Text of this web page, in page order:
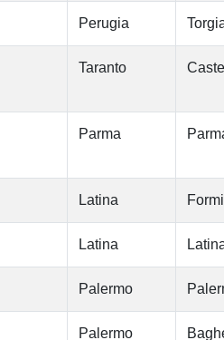
Perugia
Taranto
Parma
Latina
Latina
Palermo
Palermo